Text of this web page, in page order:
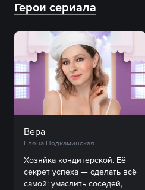
Герои сериала
Вера
Елена Подкаминская
Хозяйка кондитерской. Её
секрет успеха — сделать всё
самой: умаслить соседей,